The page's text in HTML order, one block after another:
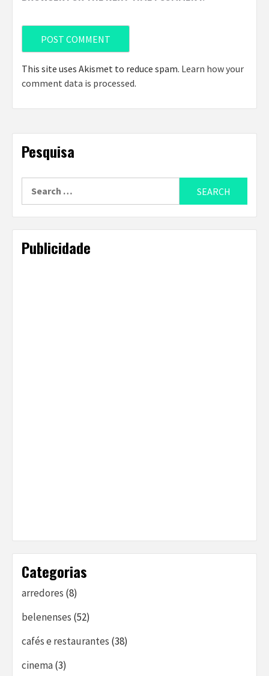
This site uses Akismet to reduce spam. Learn how your
comment data is processed.
Pesquisa
Publicidade
Categorias
arredores (8)
belenenses (52)
cafés e restaurantes (38)
cinema(3)